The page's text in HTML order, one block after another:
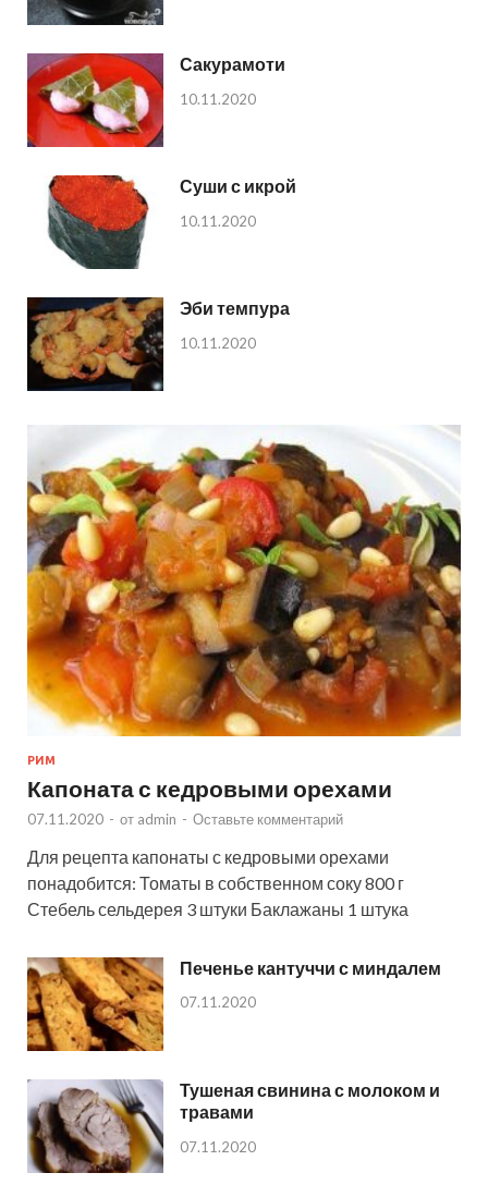
Сакурамоти
10.11.2020
Суши с икрой
10.11.2020
Эби темпура
10.11.2020
РИМ
Капоната с кедровыми орехами
07.11.2020 - от admin - Оставьте комментарий
Для рецепта капонаты с кедровыми орехами
понадобится: Томаты в собственном соку 800 г
Стебель сельдерея 3 штуки Баклажаны 1 штука
Печенье кантуччи с миндалем
07.11.2020
Тушеная свинина с молоком и
травами
07.11.2020